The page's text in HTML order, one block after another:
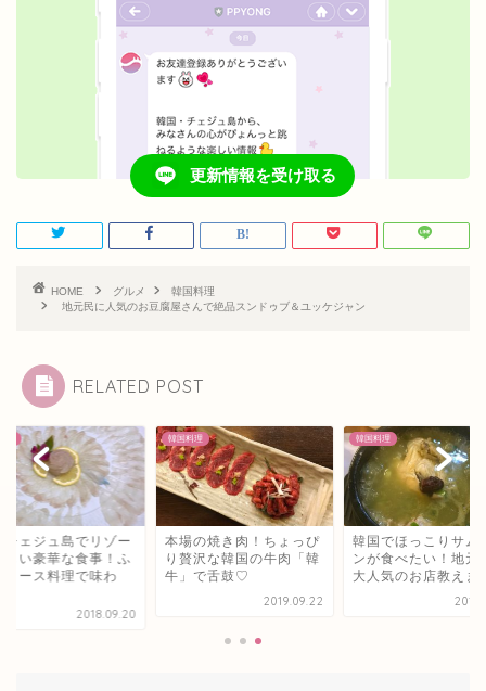
更新情報を受け取る
HOME グルメ
韓国料理
地元民に人気のお豆腐屋さんで絶品スンドゥブ＆ユッケジャン
RELATED POST
チェジュ島でリゾー
しい豪華な食事！ふ
コース料理で味わ
2018.09.20
韓国料理
本場の焼き肉！ちょっぴ
り贅沢な韓国の牛肉「韓
牛」で舌鼓♡
2019.09.22
韓国料理
韓国でほっこりサム
ンが食べたい！地元
大人気のお店教えま